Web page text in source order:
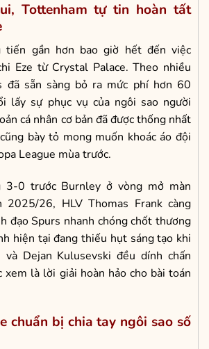
Tottenham tự tin hoàn tất
tiến gần hơn bao giờ hết đến việc
Eze từ Crystal Palace. Theo nhiều
đã sẵn sàng bỏ ra mức phí hơn 60
lấy sự phục vụ của ngôi sao người
cá nhân cơ bản đã được thống nhất
bày tỏ mong muốn khoác áo đội
League mùa trước.
3-0 trước Burnley ở vòng mở màn
2025/26, HLV Thomas Frank càng
đạo Spurs nhanh chóng chốt thương
hiện tại đang thiếu hụt sáng tạo khi
và Dejan Kulusevski đều dính chấn
xem là lời giải hoàn hảo cho bài toán
chuẩn bị chia tay ngôi sao số